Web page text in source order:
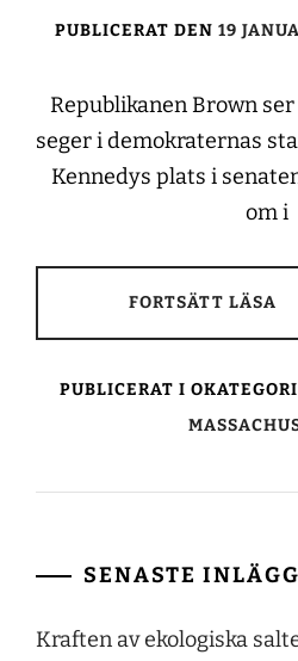
PUBLICERAT DEN 19
Republikanen Brown
seger i demokraternas
Kennedys plats i
om i
FORTSÄTT LÄSA
PUBLICERAT I
SENASTE
Kraften av ekologiska